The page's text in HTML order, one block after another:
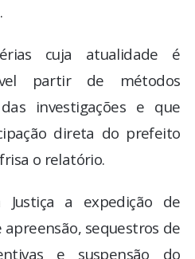
cuja atualidade é
partir de métodos
investigações e que
direta do prefeito
o relatório.
a expedição de
sequestros de
e suspensão do